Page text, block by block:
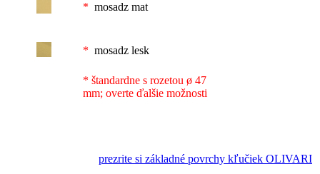
* mosadz mat
* mosadz lesk
* štandardne s rozetou ø 47
mm; overte ďalšie možnosti
prezrite si základné povrchy kľučiek OLIVARI